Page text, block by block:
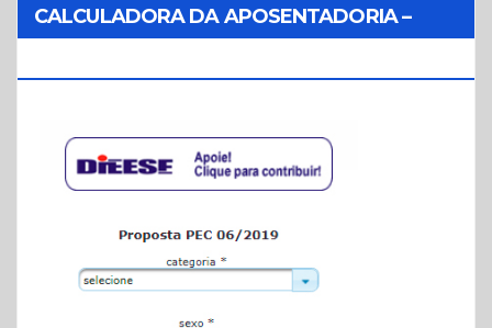
CALCULADORA DA APOSENTADORIA –